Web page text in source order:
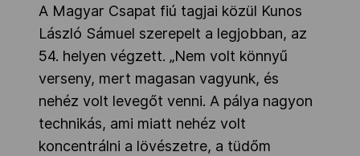
A Magyar Csapat fiú tagjai közül Kunos
László Sámuel szerepelt a legjobban, az
54. helyen végzett. „Nem volt könnyű
verseny, mert magasan vagyunk, és
nehéz volt levegőt venni. A pálya nagyon
technikás, ami miatt nehéz volt
koncentrálni a lövészetre, a tüdőm